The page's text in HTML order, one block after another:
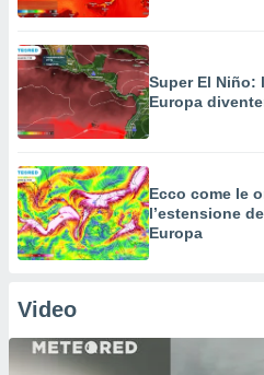
Super El Niño:
Europa
Ecco come le
l’estensione
Europa
Video